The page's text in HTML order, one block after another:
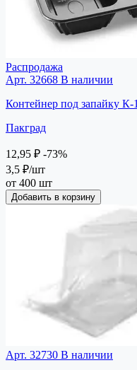
Распродажа
Арт. 32668 В наличии
Контейнер под запайку
Пакград
12,95 ₽ -73%
3,5 ₽/шт
от 400 шт
Добавить в корзину
Арт. 32730 В наличии